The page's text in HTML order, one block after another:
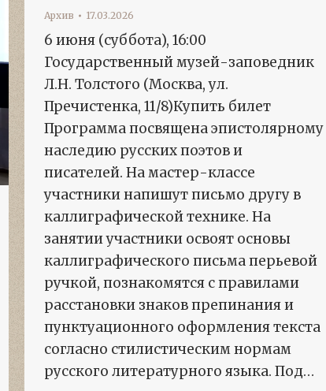
Архив 17.03.2026
6 июня (суббота), 16:00
Государственный музей-заповедник
Л.Н. Толстого (Москва, ул.
Пречистенка, 11/8)Купить билет
Программа посвящена эпистолярному
наследию русских поэтов и
писателей. На мастер-классе
участники напишут письмо другу в
каллиграфической технике. На
занятии участники освоят основы
каллиграфического письма перьевой
ручкой, познакомятся с правилами
расстановки знаков препинания и
пунктуационного оформления текста
согласно стилистическим нормам
русского литературного языка. Под…